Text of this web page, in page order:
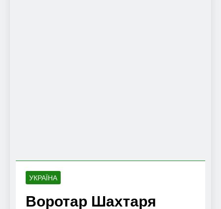
УКРАЇНА
Воротар Шахтаря